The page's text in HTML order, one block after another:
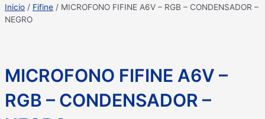
Inicio / Fifine / MICROFONO FIFINE A6V – RGB – CONDENSADOR –
NEGRO
MICROFONO FIFINE A6V –
RGB – CONDENSADOR –